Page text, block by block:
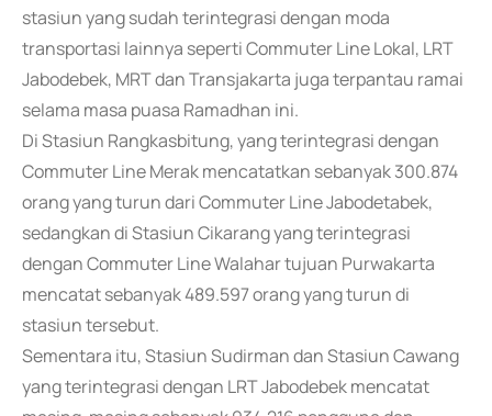
stasiun yang sudah terintegrasi dengan moda
transportasi lainnya seperti Commuter Line Lokal, LRT
Jabodebek, MRT dan Transjakarta juga terpantau ramai
selama masa puasa Ramadhan ini.
Di Stasiun Rangkasbitung, yang terintegrasi dengan
Commuter Line Merak mencatatkan sebanyak 300.874
orang yang turun dari Commuter Line Jabodetabek,
sedangkan di Stasiun Cikarang yang terintegrasi
dengan Commuter Line Walahar tujuan Purwakarta
mencatat sebanyak 489.597 orang yang turun di
stasiun tersebut.
Sementara itu, Stasiun Sudirman dan Stasiun Cawang
yang terintegrasi dengan LRT Jabodebek mencatat